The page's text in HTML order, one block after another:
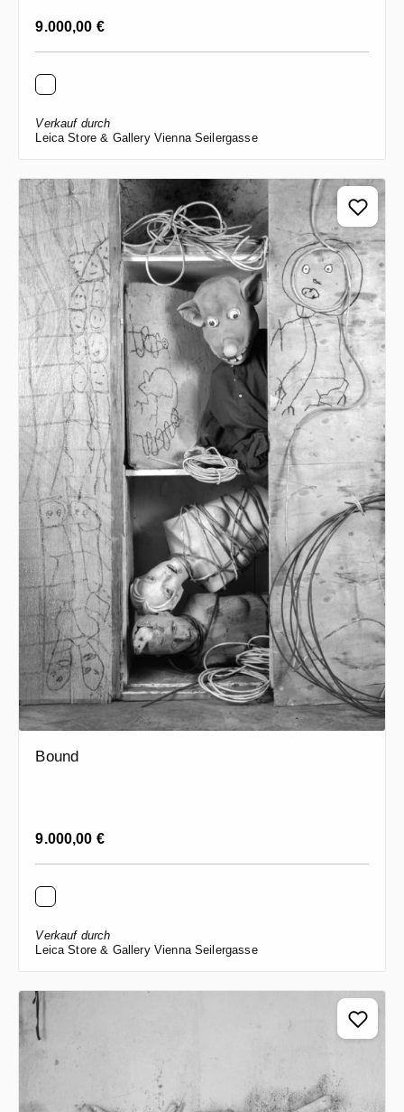
Regulärer Preis:
9.000,00 €
Verkauf durch
Leica Store & Gallery Vienna Seilergasse
Bound
Regulärer Preis:
9.000,00 €
Verkauf durch
Leica Store & Gallery Vienna Seilergasse